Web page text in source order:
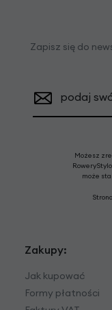
Zapisz się do
podaj
Możesz
może
Zakupy:
Jak kupować
Formy płatności